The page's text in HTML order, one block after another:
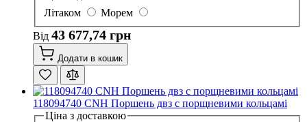
Літаком
Морем
Від 43 677,74 грн
Додати в кошик
118094740 CNH Поршень двз с порщневими кольцамі
Ціна з доставкою